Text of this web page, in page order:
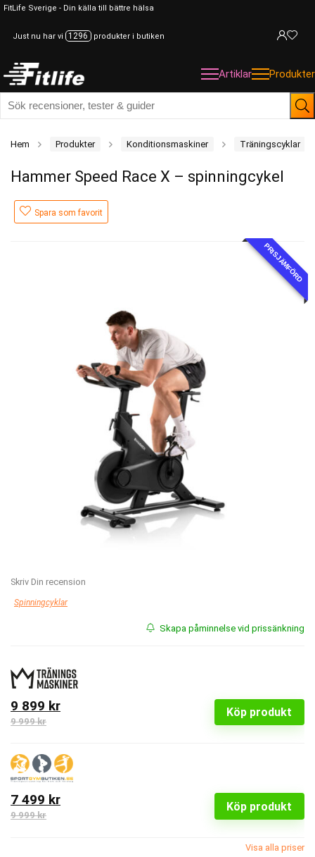
FitLife Sverige - Din källa till bättre hälsa
Just nu har vi 1296 produkter i butiken
Artiklar Produkter
Hem Produkter Konditionsmaskiner Träningscyklar
Hammer Speed Race X – spinningcykel
Spara som favorit
PRISJÄMFÖRD
Skriv Din recension
Spinningcyklar
Skapa påminnelse vid prissänkning
Köp produkt
9 899 kr
9 999 kr
Köp produkt
7 499 kr
9 999 kr
Visa alla priser